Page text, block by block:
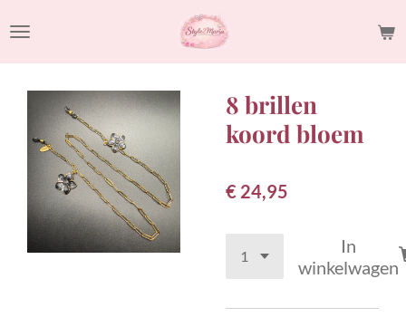
direct
naar
hoofdinhoud
8 brillen
koord bloem
€ 24,95
In
winkelwagen